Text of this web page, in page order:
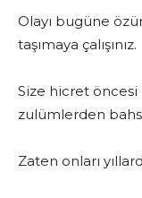
Olayı bugüne
taşımaya çalışınız.
Size hicret öncesi
zulümlerden
Zaten onları